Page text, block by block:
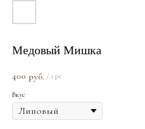
Медовый Мишка
400 руб. / 1 pc
Вкус